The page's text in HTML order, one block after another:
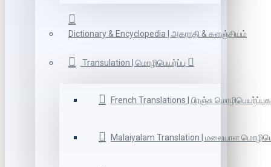
Dictionary & Encyclopedia | அகராதி & களஞ்சியம்
Transulation | மொழிபெயர்ப்பு
French Translations | பிரஞ்சு
Malaiyalam Translation | மலையாள